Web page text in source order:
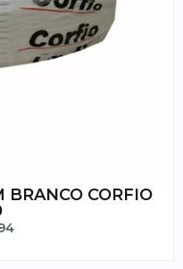
BRANCO CORFIO